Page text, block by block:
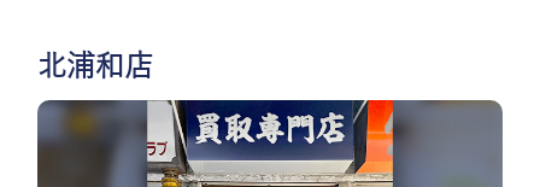
北浦和店